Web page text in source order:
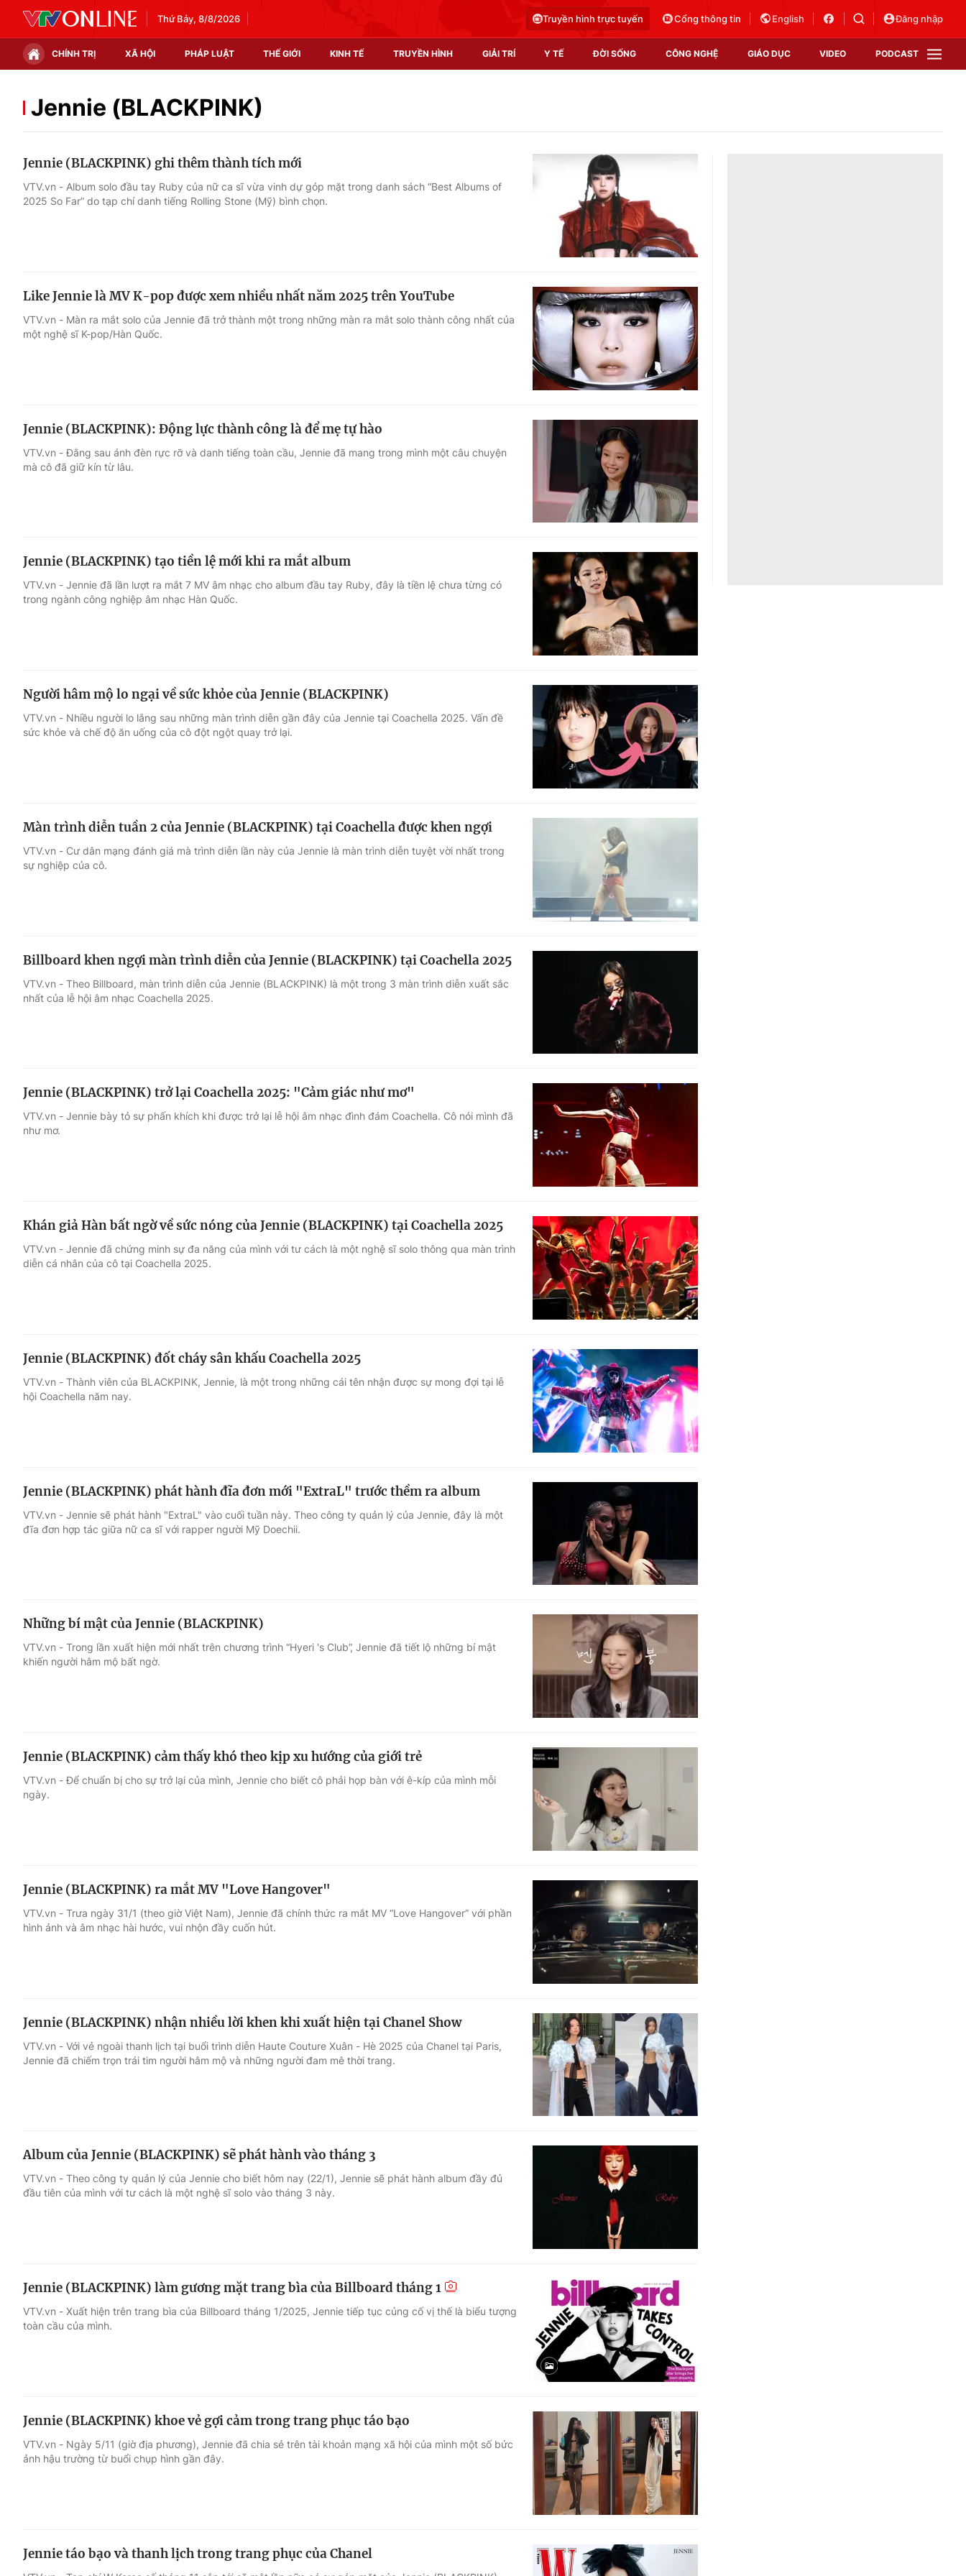
Thứ Bảy, 8/8/2026 Truyền hình trực tuyến Cổng thông tin English Đăng nhập
CHÍNH TRỊ XÃ HỘI PHÁP LUẬT THẾ GIỚI KINH TẾ TRUYỀN HÌNH GIẢI TRÍ Y TẾ ĐỜI SỐNG CÔNG NGHỆ GIÁO DỤC VIDEO PODCAST
Chính trị Xã hội
Thế giới đó đây
Thị trường
Video
Shorts video
Podcast
EMagazine
Photo
Infographic
Góc ảnh
Âm nhạc
Sao
Du lịch
Làm đẹp
Học trực tuyến
Công nghệ
Hitech Công nghệ tương lai
Sản phẩm
Thị trường
Tư vấn
VTV Sức khoẻ
Jennie (BLACKPINK)
Jennie (BLACKPINK) ghi thêm thành tích mới
VTV.vn - Album solo đầu tay Ruby của nữ ca sĩ vừa vinh dự góp mặt trong danh sách “Best Albums of
2025 So Far” do tạp chí danh tiếng Rolling Stone (Mỹ) bình chọn.
Like Jennie là MV K-pop được xem nhiều nhất năm 2025 trên YouTube
VTV.vn - Màn ra mắt solo của Jennie đã trở thành một trong những màn ra mắt solo thành công nhất của
một nghệ sĩ K-pop/Hàn Quốc.
Jennie (BLACKPINK): Động lực thành công là để mẹ tự hào
VTV.vn - Đằng sau ánh đèn rực rỡ và danh tiếng toàn cầu, Jennie đã mang trong mình một câu chuyện
mà cô đã giữ kín từ lâu.
Jennie (BLACKPINK) tạo tiền lệ mới khi ra mắt album
VTV.vn - Jennie đã lần lượt ra mắt 7 MV âm nhạc cho album đầu tay Ruby, đây là tiền lệ chưa từng có
trong ngành công nghiệp âm nhạc Hàn Quốc.
Người hâm mộ lo ngại về sức khỏe của Jennie (BLACKPINK)
VTV.vn - Nhiều người lo lắng sau những màn trình diễn gần đây của Jennie tại Coachella 2025. Vấn đề
sức khỏe và chế độ ăn uống của cô đột ngột quay trở lại.
Màn trình diễn tuần 2 của Jennie (BLACKPINK) tại Coachella được khen ngợi
VTV.vn - Cư dân mạng đánh giá mà trình diễn lần này của Jennie là màn trình diễn tuyệt vời nhất trong
sự nghiệp của cô.
Billboard khen ngợi màn trình diễn của Jennie (BLACKPINK) tại Coachella 2025
VTV.vn - Theo Billboard, màn trình diễn của Jennie (BLACKPINK) là một trong 3 màn trình diễn xuất sắc
nhất của lễ hội âm nhạc Coachella 2025.
Jennie (BLACKPINK) trở lại Coachella 2025: "Cảm giác như mơ"
VTV.vn - Jennie bày tỏ sự phấn khích khi được trở lại lễ hội âm nhạc đình đám Coachella. Cô nói mình đã
như mơ.
Khán giả Hàn bất ngờ về sức nóng của Jennie (BLACKPINK) tại Coachella 2025
VTV.vn - Jennie đã chứng minh sự đa năng của mình với tư cách là một nghệ sĩ solo thông qua màn trình
diễn cá nhân của cô tại Coachella 2025.
Jennie (BLACKPINK) đốt cháy sân khấu Coachella 2025
VTV.vn - Thành viên của BLACKPINK, Jennie, là một trong những cái tên nhận được sự mong đợi tại lễ
hội Coachella năm nay.
Jennie (BLACKPINK) phát hành đĩa đơn mới "ExtraL" trước thềm ra album
VTV.vn - Jennie sẽ phát hành "ExtraL" vào cuối tuần này. Theo công ty quản lý của Jennie, đây là một
đĩa đơn hợp tác giữa nữ ca sĩ với rapper người Mỹ Doechii.
Những bí mật của Jennie (BLACKPINK)
VTV.vn - Trong lần xuất hiện mới nhất trên chương trình “Hyeri 's Club”, Jennie đã tiết lộ những bí mật
khiến người hâm mộ bất ngờ.
Jennie (BLACKPINK) cảm thấy khó theo kịp xu hướng của giới trẻ
VTV.vn - Để chuẩn bị cho sự trở lại của mình, Jennie cho biết cô phải họp bàn với ê-kíp của mình mỗi
ngày.
Jennie (BLACKPINK) ra mắt MV "Love Hangover"
VTV.vn - Trưa ngày 31/1 (theo giờ Việt Nam), Jennie đã chính thức ra mắt MV “Love Hangover” với phần
hình ảnh và âm nhạc hài hước, vui nhộn đầy cuốn hút.
Jennie (BLACKPINK) nhận nhiều lời khen khi xuất hiện tại Chanel Show
VTV.vn - Với vẻ ngoài thanh lịch tại buổi trình diễn Haute Couture Xuân - Hè 2025 của Chanel tại Paris,
Jennie đã chiếm trọn trái tim người hâm mộ và những người đam mê thời trang.
Album của Jennie (BLACKPINK) sẽ phát hành vào tháng 3
VTV.vn - Theo công ty quản lý của Jennie cho biết hôm nay (22/1), Jennie sẽ phát hành album đầy đủ
đầu tiên của mình với tư cách là một nghệ sĩ solo vào tháng 3 này.
Jennie (BLACKPINK) làm gương mặt trang bìa của Billboard tháng 1
VTV.vn - Xuất hiện trên trang bìa của Billboard tháng 1/2025, Jennie tiếp tục củng cố vị thế là biểu tượng
toàn cầu của mình.
Jennie (BLACKPINK) khoe vẻ gợi cảm trong trang phục táo bạo
VTV.vn - Ngày 5/11 (giờ địa phương), Jennie đã chia sẻ trên tài khoản mạng xã hội của mình một số bức
ảnh hậu trường từ buổi chụp hình gần đây.
Jennie táo bạo và thanh lịch trong trang phục của Chanel